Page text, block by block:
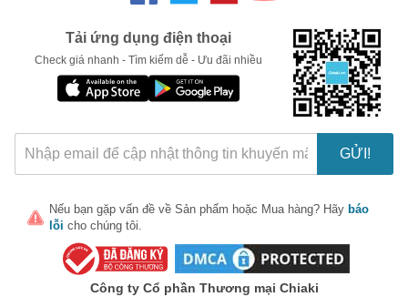
Tải ứng dụng điện thoại
Check giá nhanh - Tìm kiếm dễ - Ưu đãi nhiều
GỬI!
Nếu bạn gặp vấn đề về Sản phẩm hoặc Mua hàng? Hãy báo
lỗi cho chúng tôi.
Công ty Cổ phần Thương mại Chiaki